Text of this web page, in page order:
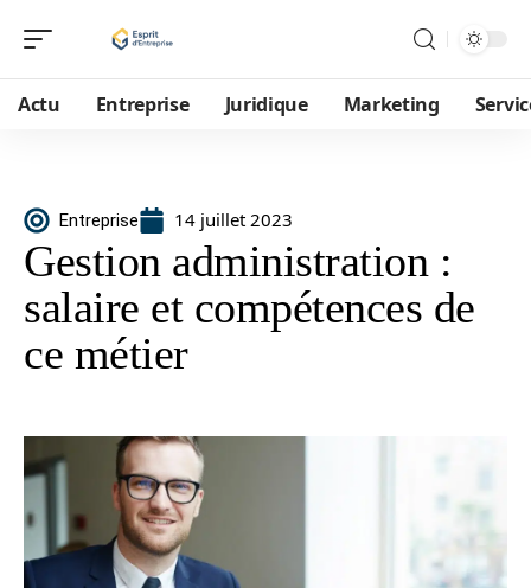
Actu Entreprise Juridique Marketing
Entreprise 14 juillet 2023
Gestion administration :
salaire et compétences de
ce métier